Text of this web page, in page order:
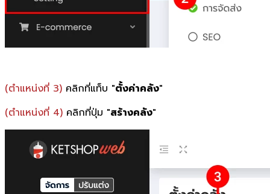
(ตำแหน่งที่ 3) คลิกที่แท็บ "ตั้งค่าคลัง"
(ตำแหน่งที่ 4) คลิกที่ปุ่ม "สร้างคลัง"